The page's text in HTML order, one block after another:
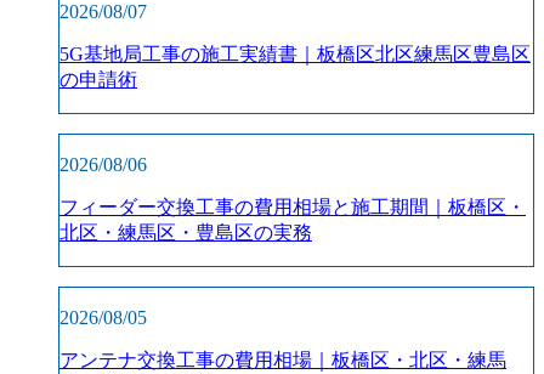
2026/08/07
5G基地局工事の施工実績書｜板橋区北区練馬区豊島区
の申請術
2026/08/06
フィーダー交換工事の費用相場と施工期間｜板橋区・
北区・練馬区・豊島区の実務
2026/08/05
アンテナ交換工事の費用相場｜板橋区・北区・練馬